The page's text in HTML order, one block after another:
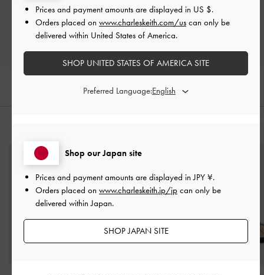
レビューを書く
Shop our Japan site
Prices and payment amounts are displayed inJPY ¥.
Orders placed on www.charleskeith.jp/jp can only be
delivered within Japan.
SHOP JAPAN SITE
Prices and payment amounts are displayed in US $.
Orders placed on www.charleskeith.com/us can only be
delivered within United States of America.
SHOP UNITED STATES OF AMERICA SITE
Preferred Language: